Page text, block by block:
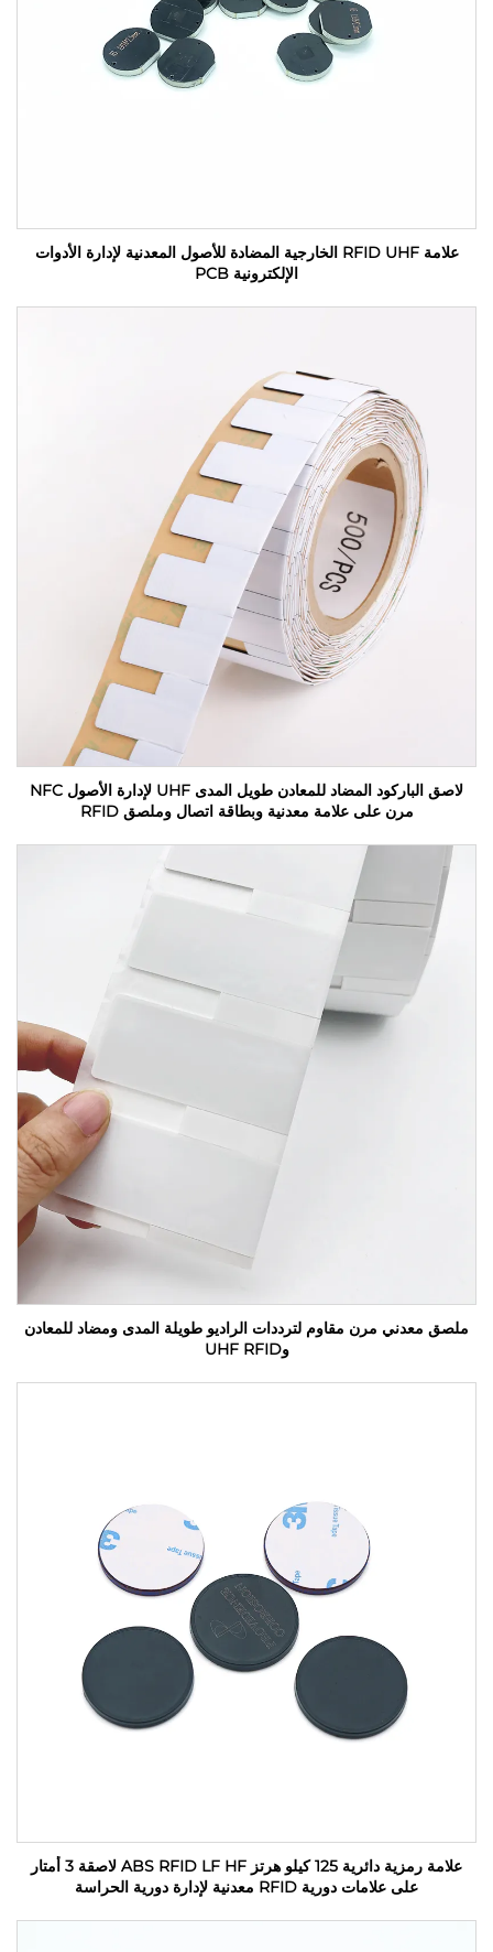
علامة RFID UHF الخارجية المضادة للأصول المعدنية لإدارة الأدوات
الإلكترونية PCB
لاصق الباركود المضاد للمعادن طويل المدى UHF لإدارة الأصول NFC
مرن على علامة معدنية وبطاقة اتصال وملصق RFID
ملصق معدني مرن مقاوم لترددات الراديو طويلة المدى ومضاد للمعادن
وUHF RFID
علامة رمزية دائرية 125 كيلو هرتز ABS RFID LF HF لاصقة 3 أمتار
على علامات دورية RFID معدنية لإدارة دورية الحراسة